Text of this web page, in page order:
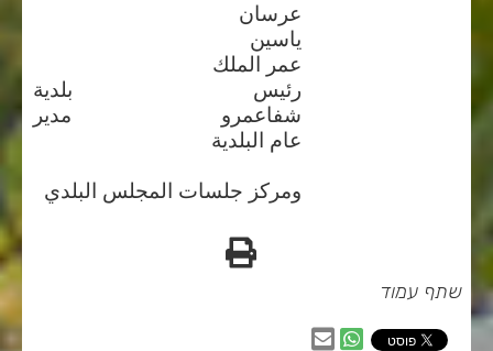
عرسان
ياسين
عمر الملك
رئيس بلدية
شفاعمرو مدير
عام البلدية
ومركز جلسات المجلس البلدي
הדפס
שתף עמוד
שיתוףשיתוף